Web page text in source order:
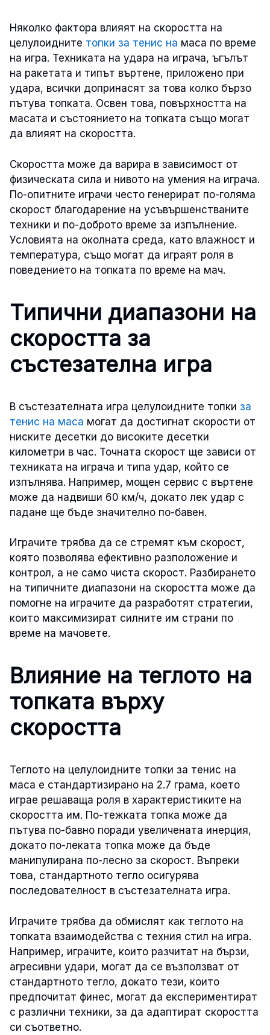
Няколко фактора влияят на скоростта на
целулоидните топки за тенис на маса по време
на игра. Техниката на удара на играча, ъгълът
на ракетата и типът въртене, приложено при
удара, всички допринасят за това колко бързо
пътува топката. Освен това, повърхността на
масата и състоянието на топката също могат
да влияят на скоростта.
Скоростта може да варира в зависимост от
физическата сила и нивото на умения на играча.
По-опитните играчи често генерират по-голяма
скорост благодарение на усъвършенстваните
техники и по-доброто време за изпълнение.
Условията на околната среда, като влажност и
температура, също могат да играят роля в
поведението на топката по време на мач.
Типични диапазони на
скоростта за
състезателна игра
В състезателната игра целулоидните топки за
тенис на маса могат да достигнат скорости от
ниските десетки до високите десетки
километри в час. Точната скорост ще зависи от
техниката на играча и типа удар, който се
изпълнява. Например, мощен сервис с въртене
може да надвиши 60 км/ч, докато лек удар с
падане ще бъде значително по-бавен.
Играчите трябва да се стремят към скорост,
която позволява ефективно разположение и
контрол, а не само чиста скорост. Разбирането
на типичните диапазони на скоростта може да
помогне на играчите да разработят стратегии,
които максимизират силните им страни по
време на мачовете.
Влияние на теглото на
топката върху
скоростта
Теглото на целулоидните топки за тенис на
маса е стандартизирано на 2.7 грама, което
играе решаваща роля в характеристиките на
скоростта им. По-тежката топка може да
пътува по-бавно поради увеличената инерция,
докато по-леката топка може да бъде
манипулирана по-лесно за скорост. Въпреки
това, стандартното тегло осигурява
последователност в състезателната игра.
Играчите трябва да обмислят как теглото на
топката взаимодейства с техния стил на игра.
Например, играчите, които разчитат на бързи,
агресивни удари, могат да се възползват от
стандартното тегло, докато тези, които
предпочитат финес, могат да експериментират
с различни техники, за да адаптират скоростта
си съответно.